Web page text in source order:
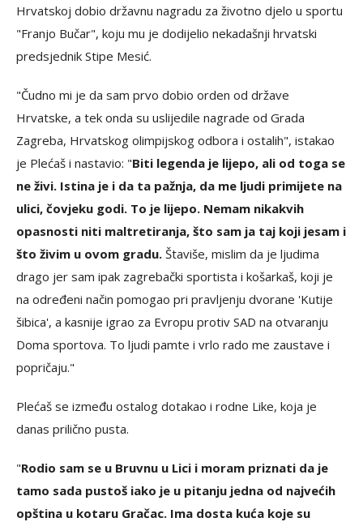
Hrvatskoj dobio državnu nagradu za životno djelo u sportu
"Franjo Bučar", koju mu je dodijelio nekadašnji hrvatski
predsjednik Stipe Mesić.
"Čudno mi je da sam prvo dobio orden od države
Hrvatske, a tek onda su uslijedile nagrade od Grada
Zagreba, Hrvatskog olimpijskog odbora i ostalih", istakao
je Plećaš i nastavio: "Biti legenda je lijepo, ali od toga se
ne živi. Istina je i da ta pažnja, da me ljudi primijete na
ulici, čovjeku godi. To je lijepo. Nemam nikakvih
opasnosti niti maltretiranja, što sam ja taj koji jesam i
što živim u ovom gradu. Štaviše, mislim da je ljudima
drago jer sam ipak zagrebački sportista i košarkaš, koji je
na određeni način pomogao pri pravljenju dvorane 'Kutije
šibica', a kasnije igrao za Evropu protiv SAD na otvaranju
Doma sportova. To ljudi pamte i vrlo rado me zaustave i
popričaju."
Plećaš se između ostalog dotakao i rodne Like, koja je
danas prilično pusta.
"Rodio sam se u Bruvnu u Lici i moram priznati da je
tamo sada pustoš iako je u pitanju jedna od najvećih
opština u kotaru Gračac. Ima dosta kuća koje su